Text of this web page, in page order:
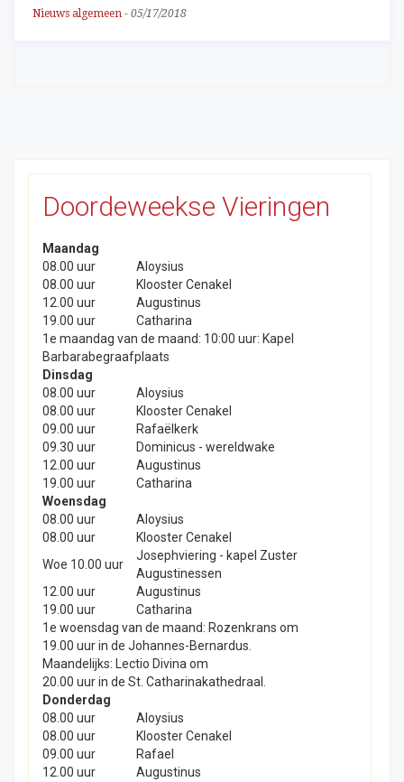
Nieuws algemeen - 05/17/2018
Doordeweekse Vieringen
Maandag
08.00 uur
Aloysius
08.00 uur
Klooster Cenakel
12.00 uur
Augustinus
19.00 uur
Catharina
1e maandag van de maand: 10:00 uur: Kapel
Barbarabegraafplaats
Dinsdag
08.00 uur
Aloysius
08.00 uur
Klooster Cenakel
09.00 uur
Rafaëlkerk
09.30 uur
Dominicus - wereldwake
12.00 uur
Augustinus
19.00 uur
Catharina
Woensdag
08.00 uur
Aloysius
08.00 uur
Klooster Cenakel
Woe 10.00 uur
Josephviering - kapel Zuster
Augustinessen
12.00 uur
Augustinus
19.00 uur
Catharina
1e woensdag van de maand: Rozenkrans om
19.00 uur in de Johannes-Bernardus.
Maandelijks: Lectio Divina om
20.00 uur in de St. Catharinakathedraal.
Donderdag
08.00 uur
Aloysius
08.00 uur
Klooster Cenakel
09.00 uur
Rafael
12.00 uur
Augustinus